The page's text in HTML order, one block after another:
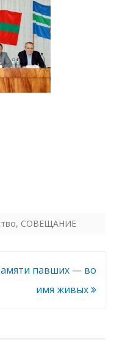
, СОВЕЩАНИЕ
павших — во
имя живых